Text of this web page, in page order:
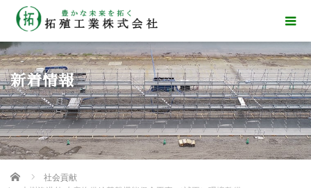
新着情報
Home
社会貢献